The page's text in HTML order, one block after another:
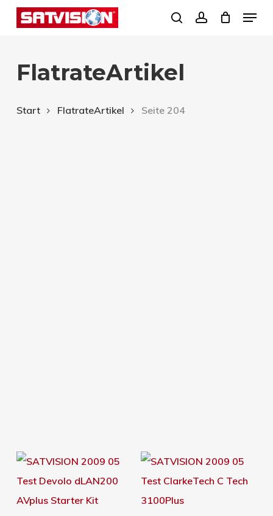
Skip
content
search
Menu
FlatrateArtikel
Start FlatrateArtikel Seite 204